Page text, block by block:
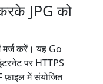
JPG को
मर्ज करें। यह Go
पर HTTPS
फ़ाइल में संयोजित